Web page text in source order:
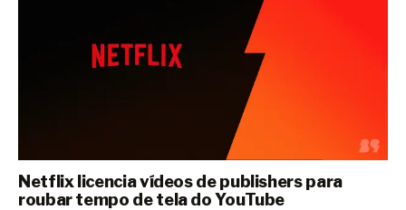
Netflix licencia vídeos de publishers para
roubar tempo de tela do YouTube